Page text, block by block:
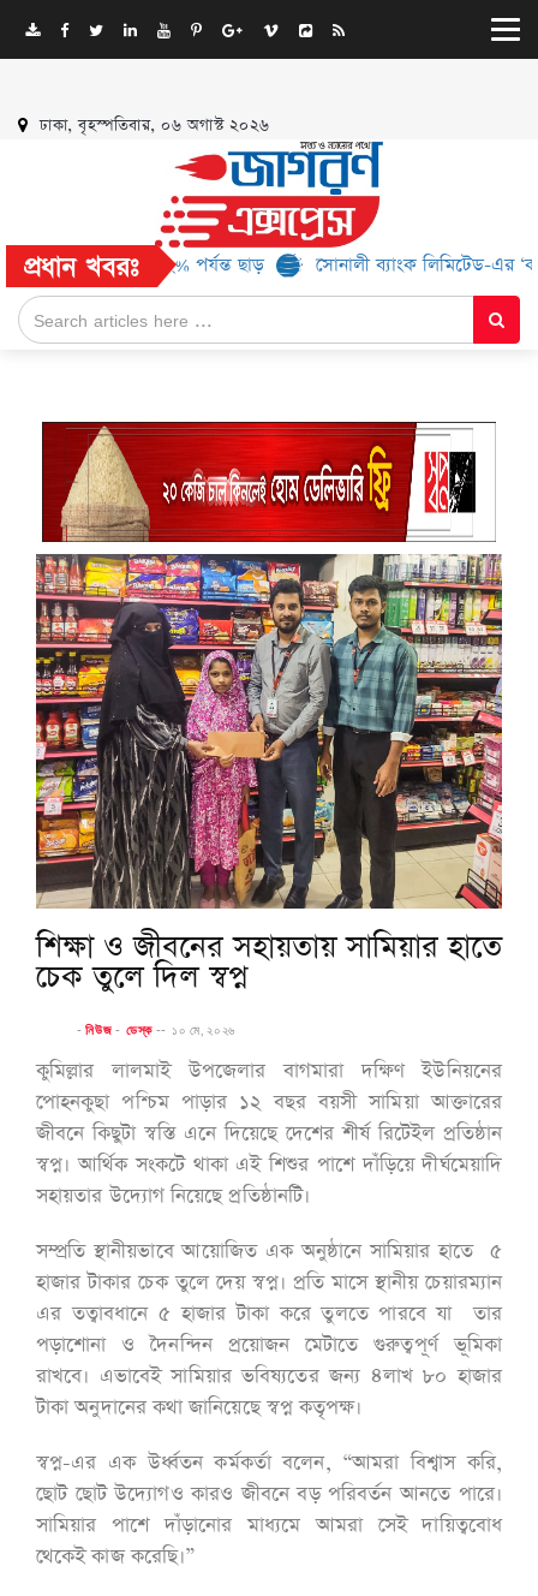
ঢাকা, বৃহস্পতিবার, ০৬ অগাস্ট ২০২৬
প্রধান খবরঃ
মিলবে ৫২% পর্যন্ত ছাড় সোনালী ব্যাংক লিমিটেড-এর ‘কৃষক
শিক্ষা ও জীবনের সহায়তায় সামিয়ার হাতে
চেক তুলে দিল স্বপ্ন
-নিউজ - ডেস্ক -- ১০ মে, ২০২৬
কুমিল্লার লালমাই উপজেলার বাগমারা দক্ষিণ ইউনিয়নের
পোহনকুছা পশ্চিম পাড়ার ১২ বছর বয়সী সামিয়া আক্তারের
জীবনে কিছুটা স্বস্তি এনে দিয়েছে দেশের শীর্ষ রিটেইল প্রতিষ্ঠান
স্বপ্ন। আর্থিক সংকটে থাকা এই শিশুর পাশে দাঁড়িয়ে দীর্ঘমেয়াদি
সহায়তার উদ্যোগ নিয়েছে প্রতিষ্ঠানটি।
সম্প্রতি স্থানীয়ভাবে আয়োজিত এক অনুষ্ঠানে সামিয়ার হাতে ৫
হাজার টাকার চেক তুলে দেয় স্বপ্ন। প্রতি মাসে স্থানীয় চেয়ারম্যান
এর তত্বাবধানে ৫ হাজার টাকা করে তুলতে পারবে যা তার
পড়াশোনা ও দৈনন্দিন প্রয়োজন মেটাতে গুরুত্বপূর্ণ ভূমিকা
রাখবে। এভাবেই সামিয়ার ভবিষ্যতের জন্য ৪লাখ ৮০ হাজার
টাকা অনুদানের কথা জানিয়েছে স্বপ্ন কতৃপক্ষ।
স্বপ্ন-এর এক উর্ধ্বতন কর্মকর্তা বলেন, “আমরা বিশ্বাস করি,
ছোট ছোট উদ্যোগও কারও জীবনে বড় পরিবর্তন আনতে পারে।
সামিয়ার পাশে দাঁড়ানোর মাধ্যমে আমরা সেই দায়িত্ববোধ
থেকেই কাজ করেছি।”